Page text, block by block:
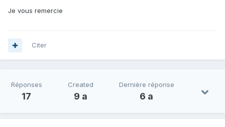
Je vous remercie
Citer
Réponses
17
Created
9 a
Dernière réponse
6 a